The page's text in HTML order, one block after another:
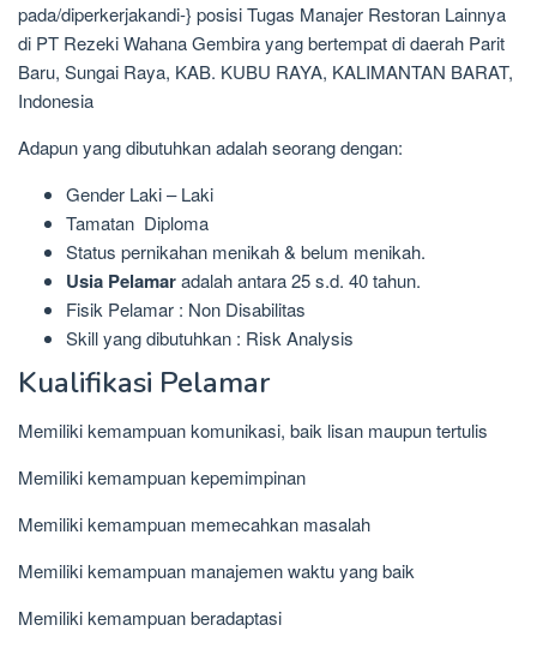
pada/diperkerjakandi-} posisi Tugas Manajer Restoran Lainnya
di PT Rezeki Wahana Gembira yang bertempat di daerah Parit
Baru, Sungai Raya, KAB. KUBU RAYA, KALIMANTAN BARAT,
Indonesia
Adapun yang dibutuhkan adalah seorang dengan:
Gender Laki – Laki
Tamatan Diploma
Status pernikahan menikah & belum menikah.
Usia Pelamaradalah antara 25 s.d. 40 tahun.
Fisik Pelamar : Non Disabilitas
Skill yang dibutuhkan : Risk Analysis
Kualifikasi Pelamar
Memiliki kemampuan komunikasi, baik lisan maupun tertulis
Memiliki kemampuan kepemimpinan
Memiliki kemampuan memecahkan masalah
Memiliki kemampuan manajemen waktu yang baik
Memiliki kemampuan beradaptasi